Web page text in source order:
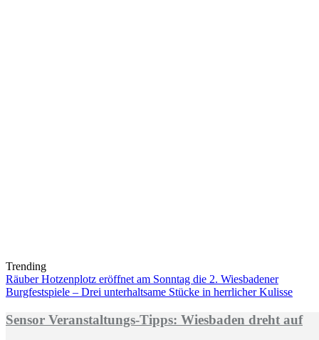
Trending
Räuber Hotzenplotz eröffnet am Sonntag die 2. Wiesbadener
Burgfestspiele – Drei unterhaltsame Stücke in herrlicher Kulisse
Sensor Veranstaltungs-Tipps: Wiesbaden dreht auf